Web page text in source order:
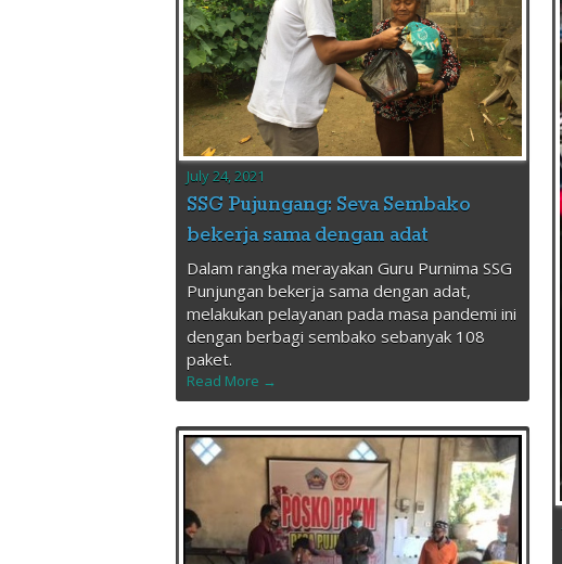
July 24, 2021
SSG Pujungang: Seva Sembako
bekerja sama dengan adat
Dalam rangka merayakan Guru Purnima SSG
Punjungan bekerja sama dengan adat,
melakukan pelayanan pada masa pandemi ini
dengan berbagi sembako sebanyak 108
paket.
Read More →